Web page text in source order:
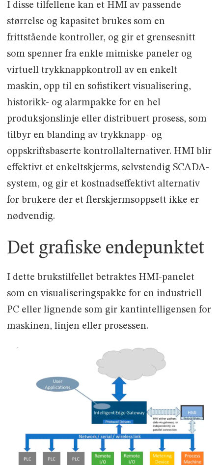
I disse tilfellene kan et HMI av passende
størrelse og kapasitet brukes som en
frittstående kontroller, og gir et grensesnitt
som spenner fra enkle mimiske paneler og
virtuell trykknappkontroll av en enkelt
maskin, opp til en sofistikert visualisering,
historikk- og alarmpakke for en hel
produksjonslinje eller distribuert prosess, som
tilbyr en blanding av trykknapp- og
oppskriftsbaserte kontrollalternativer. HMI blir
effektivt et enkeltskjerms, selvstendig SCADA-
system, og gir et kostnadseffektivt alternativ
for brukere der et flerskjermsoppsett ikke er
nødvendig.
Det grafiske endepunktet
I dette brukstilfellet betraktes HMI-panelet
som en visualiseringspakke for en industriell
PC eller lignende som gir kantintelligensen for
maskinen, linjen eller prosessen.